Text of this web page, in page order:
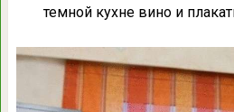
темной кухне вино и